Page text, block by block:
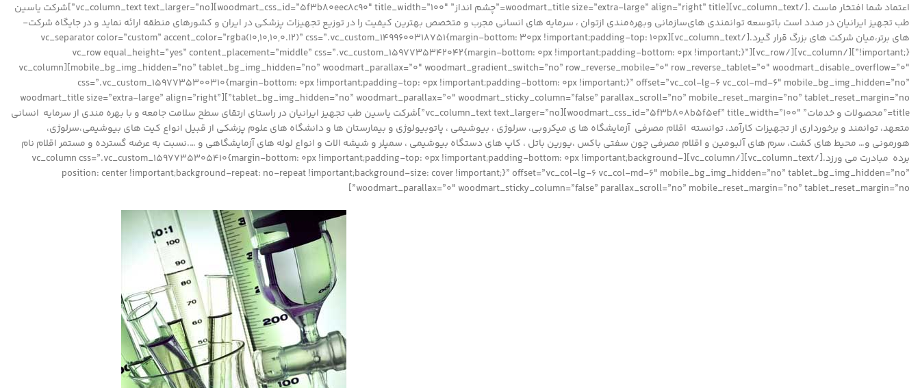
اعتماد شما افتخار ماست .[/vc_column_text][woodmart_title size=”extra-large” align=”right” title=”چشم انداز” woodmart_css_id=”5f3b80eec8c90″ title_width=”100″][vc_column_text text_larger=”no”]ﺷﺮﮐﺖ ﯾﺎﺳﯿﻦ
ﻃﺐ ﺗﺠﻬﯿﺰ اﯾﺮاﻧﯿﺎن در ﺻﺪد اﺳﺖ ﺑﺎﺗﻮﺳﻌﻪ ﺗﻮاﻧﻤﻨﺪی ﻫﺎیﺳﺎزﻣﺎﻧﯽ وﺑﻬﺮهﻣﻨﺪی ازﺗﻮان ، ﺳﺮﻣﺎﯾﻪ ﻫﺎی اﻧﺴﺎﻧﯽ ﻣﺠﺮب و ﻣﺘﺨﺼﺺ ﺑﻬﺘﺮﯾﻦ ﮐﯿﻔﯿﺖ را در ﺗﻮزﯾﻊ ﺗﺠﻬﯿﺰات ﭘﺰﺷﮑﯽ در اﯾﺮان و ﮐﺸﻮرﻫﺎی ﻣﻨﻄﻘﻪ اراﺋﻪ ﻧﻤﺎﯾﺪ و در ﺟﺎﯾﮕﺎه شرکت­
های برتر،میان شرکت های بزرگ قرار گیرد.[/vc_column_text][vc_separator color=”custom” accent_color=”rgba(10,10,10,0.12)” css=”.vc_custom_1499600318751{margin-bottom: 30px !important;padding-top: 10px
!important;}”][/vc_column][/vc_row][vc_row equal_height=”yes” content_placement=”middle” css=”.vc_custom_1597735342042{margin-bottom: 0px !important;padding-bottom: 0px !important;}”
mobile_bg_img_hidden=”no” tablet_bg_img_hidden=”no” woodmart_parallax=”0″ woodmart_gradient_switch=”no” row_reverse_mobile=”0″ row_reverse_tablet=”0″ woodmart_disable_overflow=”0″][vc_column
css=”.vc_custom_1597735300310{margin-bottom: 0px !important;padding-top: 0px !important;padding-bottom: 0px !important;}” offset=”vc_col-lg-6 vc_col-md-6″ mobile_bg_img_hidden=”no”
tablet_bg_img_hidden=”no” woodmart_parallax=”0″ woodmart_sticky_column=”false” parallax_scroll=”no” mobile_reset_margin=”no” tablet_reset_margin=”no”][woodmart_title size=”extra-large” align=”right”
title=”ﻣﺤﺼﻮﻻت و ﺧﺪﻣﺎت” woodmart_css_id=”5f3b808b5f5ef” title_width=”100″][vc_column_text text_larger=”no”]ﺷﺮﮐﺖ ﯾﺎﺳﯿﻦ ﻃﺐ ﺗﺠﻬﯿﺰ اﯾﺮاﻧﯿﺎن در راﺳﺘﺎی ارﺗﻘﺎی ﺳﻄﺢ ﺳﻼﻣﺖ ﺟﺎﻣﻌﻪ و ﺑﺎ ﺑﻬﺮه ﻣﻨﺪی از ﺳﺮﻣﺎﯾﻪ انسانی
متعهد، ﺗﻮاﻧﻤﻨﺪ و ﺑﺮﺧﻮرداری از ﺗﺠﻬﯿﺰات ﮐﺎرآﻣﺪ، توانسته اﻗﻼم مصرفی آزﻣﺎﯾﺸﮕﺎه ها ی میکروبی، ﺳﺮﻟﻮژی ، ﺑﯿﻮﺷﯿﻤﯽ ، پاتوبیولوژی و بیمارستان ها و دانشگاه های علوم پزشکی از قبیل انواع کیت های بیوشیمی،سرلوژی،
هورمونی و… محیط های کشت، سرم های آلبومین و اقلام مصرفی چون سفتی باکس ،یورین باتل ، کاپ های دستگاه بیوشیمی ، سمپلر و شیشه الات و انواع لوله های آزمایشگاهی و ….ﻧﺴﺒﺖ ﺑﻪ ﻋﺮﺿﻪ ﮔﺴﺘﺮده و ﻣﺴﺘﻤﺮ اﻗﻼم نام
برده ﻣﺒﺎدرت ﻣﯽ ورزد.[/vc_column_text][/vc_column][vc_column css=”.vc_custom_1597735305410{margin-bottom: 0px !important;padding-top: 0px !important;padding-bottom: 0px !important;background-
position: center !important;background-repeat: no-repeat !important;background-size: cover !important;}” offset=”vc_col-lg-6 vc_col-md-6″ mobile_bg_img_hidden=”no” tablet_bg_img_hidden=”no”
woodmart_parallax=”0″ woodmart_sticky_column=”false” parallax_scroll=”no” mobile_reset_margin=”no” tablet_reset_margin=”no”]